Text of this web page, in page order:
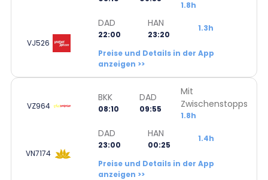
1.8h
VJ526
DAD
22:00
HAN
23:20
1.3h
Preise und Details in der App
anzeigen >>
VZ964
BKK
08:10
DAD
09:55
Mit
Zwischenstopps
1.8h
VN7174
DAD
23:00
HAN
00:25
1.4h
Preise und Details in der App
anzeigen >>